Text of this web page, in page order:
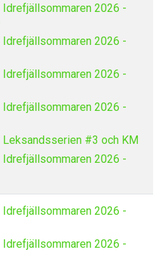
Idrefjällsommaren 2026 -
Idrefjällsommaren 2026 -
Idrefjällsommaren 2026 -
Idrefjällsommaren 2026 -
Leksandsserien #3 och KM
Idrefjällsommaren 2026 -
Idrefjällsommaren 2026 -
Idrefjällsommaren 2026 -